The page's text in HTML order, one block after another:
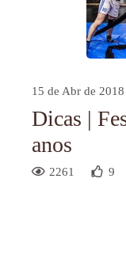
15 de Abr de 2018
Dicas |
anos
2261 9